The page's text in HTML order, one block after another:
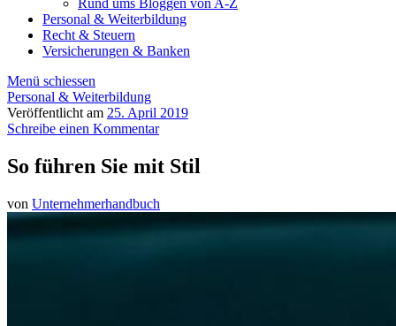
Rund ums Bloggen von A-Z
Personal & Weiterbildung
Recht & Steuern
Versicherungen & Banken
Menü schiessen
Personal & Weiterbildung
Veröffentlicht am 25. April 2019
Schreibe einen Kommentar
So führen Sie mit Stil
von Unternehmerhandbuch